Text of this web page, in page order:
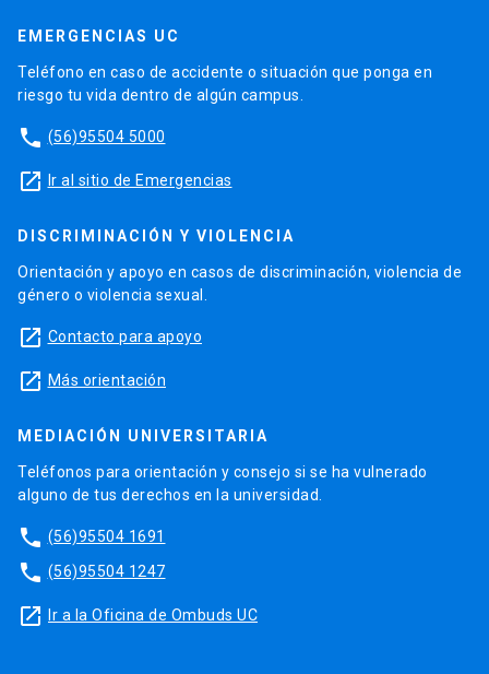
EMERGENCIAS UC
Teléfono en caso de accidente o situación que ponga en
riesgo tu vida dentro de algún campus.
phone (56)95504 5000
launch Ir al sitio de Emergencias
DISCRIMINACIÓN Y VIOLENCIA
Orientación y apoyo en casos de discriminación, violencia de
género o violencia sexual.
launch Contacto para apoyo
launch Más orientación
MEDIACIÓN UNIVERSITARIA
Teléfonos para orientación y consejo si se ha vulnerado
alguno de tus derechos en la universidad.
phone (56)95504 1691
phone (56)95504 1247
launch Ir a la Oficina de Ombuds UC